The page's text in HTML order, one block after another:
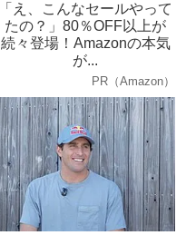
「え、こんなセールやって
たの？」80％OFF以上が
続々登場！Amazonの本気
が...
PR（Amazon）